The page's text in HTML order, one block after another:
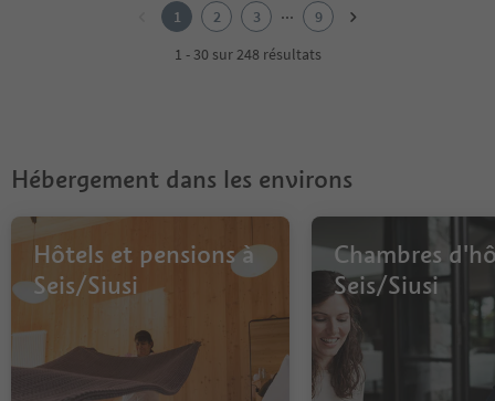
1 2 3 ...
9
1 - 30 sur 248 résultats
Hébergement dans les environs
Hôtels et pensions à
Seis/Siusi
Chambres
Seis/Siusi